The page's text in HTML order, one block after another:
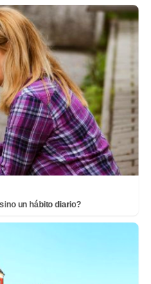
un hábito diario?